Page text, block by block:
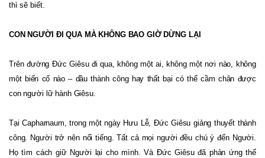
thì sẽ biết.
CON NGƯỜI ĐI QUA MÀ KHÔNG BAO GIỜ DỪNG LẠI
Trên đường Đức Giêsu đi qua, không một ai, không một nơi nào, không
một biến cố nào – dầu thành công hay thất bại có thể cầm chân được
con người lữ hành Giêsu.
Tại Capharnaum, trong một ngày Hưu Lễ, Đức Giêsu giảng thuyết thành
công. Người trở nên nổi tiếng. Tất cả mọi người đều chú ý đến Người.
Họ tìm cách giữ Người lại cho mình. Và Đức Giêsu đã phản ứng thế